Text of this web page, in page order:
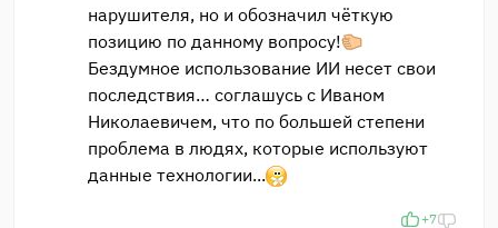
нарушителя, но и обозначил чёткую
позицию по данному вопросу!
Бездумное использование ИИ несет свои
последствия… соглашусь с Иваном
Николаевичем, что по большей степени
проблема в людях, которые используют
данные технологии...
+7